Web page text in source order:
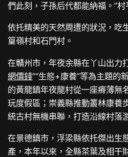
們此刻，子孫后代都能納福。”村
依托精美的天然周遭的狀況，吃
篁嶺村和石門村。
在贛州市，年夜余縣在丫山出力
網價錢”“生態+康養”等為主題的
的黃龍鎮年夜龍村從一座瘠薄無
玩度假區；崇義縣推動叢林康養
統古村無機串聯，打造沿線村落
在景德鎮市，浮梁縣依托傑出生
產，本年以來，全縣茶葉及相干